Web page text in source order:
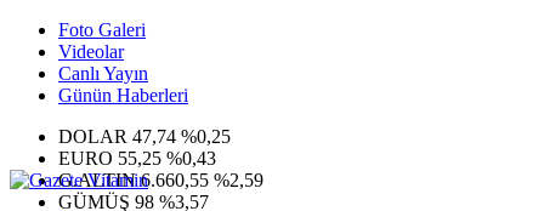
Foto Galeri
Videolar
Canlı Yayın
Günün Haberleri
DOLAR 47,74 %0,25
EURO 55,25 %0,43
G.ALTIN6.660,55 %2,59
GÜMÜŞ 98 %3,57